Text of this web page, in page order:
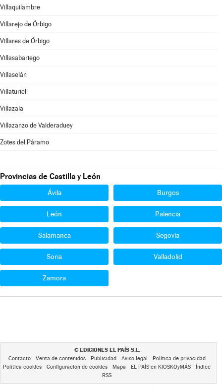
Villaquilambre
Villarejo de Órbigo
Villares de Órbigo
Villasabariego
Villaselán
Villaturiel
Villazala
Villazanzo de Valderaduey
Zotes del Páramo
Provincias de Castilla y León
Ávila Burgos
León Palencia
Salamanca Segovia
Soria Valladolid
Zamora
© EDICIONES EL PAÍS S.L.
Contacto Venta de contenidos Publicidad Aviso legal
Política de privacidad
Política cookies
Configuración de cookies Mapa EL PAÍS en KIOSKOyMÁS
Índice
RSS